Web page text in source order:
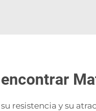
resistencia y su